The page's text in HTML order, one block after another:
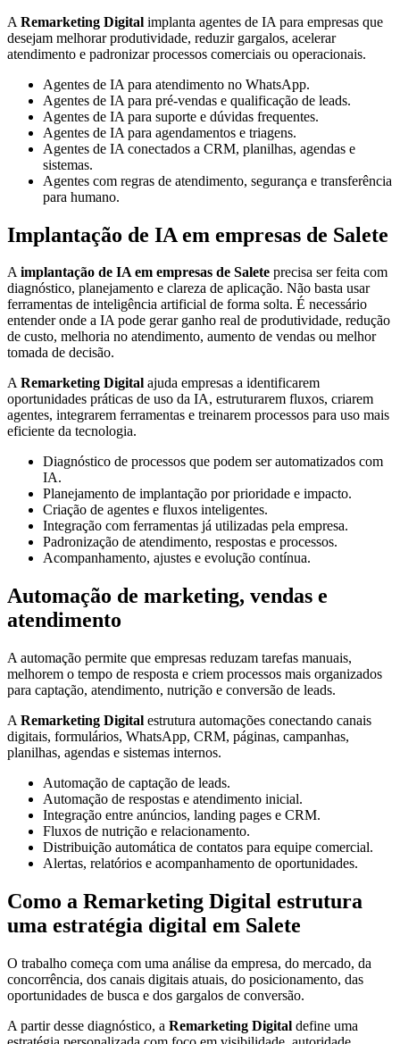
A Remarketing Digital implanta agentes de IA para empresas que
desejam melhorar produtividade, reduzir gargalos, acelerar
atendimento e padronizar processos comerciais ou operacionais.
Agentes de IA para atendimento no WhatsApp.
Agentes de IA para pré-vendas e qualificação de leads.
Agentes de IA para suporte e dúvidas frequentes.
Agentes de IA para agendamentos e triagens.
Agentes de IA conectados a CRM, planilhas, agendas e
sistemas.
Agentes com regras de atendimento, segurança e transferência
para humano.
Implantação de IA em empresas de Salete
Aimplantação de IA em empresas de Salete precisa ser feita com
diagnóstico, planejamento e clareza de aplicação. Não basta usar
ferramentas de inteligência artificial de forma solta. É necessário
entender onde a IA pode gerar ganho real de produtividade, redução
de custo, melhoria no atendimento, aumento de vendas ou melhor
tomada de decisão.
ARemarketing Digital ajuda empresas a identificarem
oportunidades práticas de uso da IA, estruturarem fluxos, criarem
agentes, integrarem ferramentas e treinarem processos para uso mais
eficiente da tecnologia.
Diagnóstico de processos que podem ser automatizados com
IA.
Planejamento de implantação por prioridade e impacto.
Criação de agentes e fluxos inteligentes.
Integração com ferramentas já utilizadas pela empresa.
Padronização de atendimento, respostas e processos.
Acompanhamento, ajustes e evolução contínua.
Automação de marketing, vendas e
atendimento
A automação permite que empresas reduzam tarefas manuais,
melhorem o tempo de resposta e criem processos mais organizados
para captação, atendimento, nutrição e conversão de leads.
A Remarketing Digital estrutura automações conectando canais
digitais, formulários, WhatsApp, CRM, páginas, campanhas,
planilhas, agendas e sistemas internos.
Automação de captação de leads.
Automação de respostas e atendimento inicial.
Integração entre anúncios, landing pages e CRM.
Fluxos de nutrição e relacionamento.
Distribuição automática de contatos para equipe comercial.
Alertas, relatórios e acompanhamento de oportunidades.
Como a Remarketing Digital estrutura
uma estratégia digital em Salete
O trabalho começa com uma análise da empresa, do mercado, da
concorrência, dos canais digitais atuais, do posicionamento, das
oportunidades de busca e dos gargalos de conversão.
A partir desse diagnóstico, a Remarketing Digital define uma